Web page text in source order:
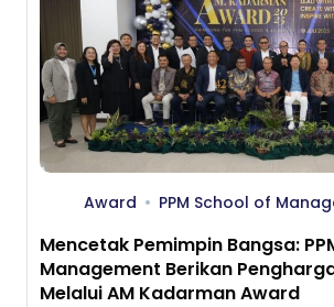
Award PPM School of
Mencetak Pemimpin Bangsa:
Management Berikan
Melalui AM Kadarman Award